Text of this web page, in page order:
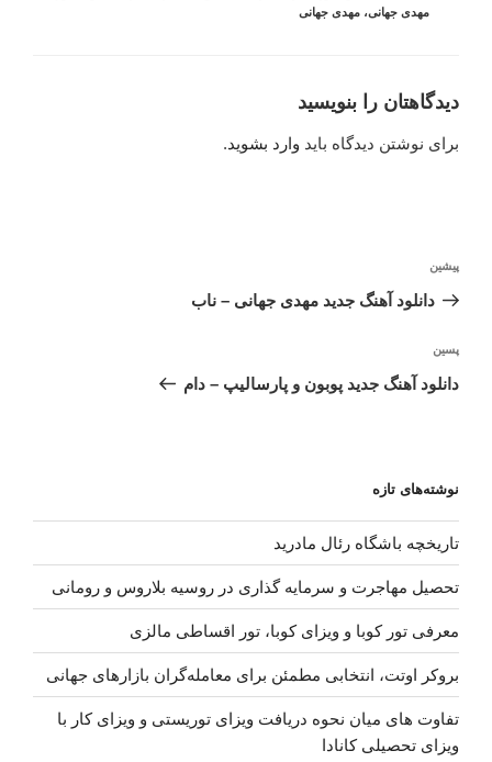
مهدی جهانی،مهدی جهانی
دیدگاهتان را بنویسید
برای نوشتن دیدگاه باید وارد بشوید.
نوشته
قبلی
پیشین
دانلود آهنگ جدید مهدی جهانی – ناب
نوشته‌ٔ
بعدی
پسین
دانلود آهنگ جدید پوبون و پارسالیپ – دام
نوشته‌های تازه
تاریخچه باشگاه رئال مادرید
تحصیل مهاجرت و سرمایه گذاری در روسیه بلاروس و رومانی
معرفی تور کوبا و ویزای کوبا، تور اقساطی مالزی
بروکر اوتت، انتخابی مطمئن برای معامله‌گران بازارهای جهانی
تفاوت های میان نحوه دریافت ویزای توریستی و ویزای کار با
ویزای تحصیلی کانادا